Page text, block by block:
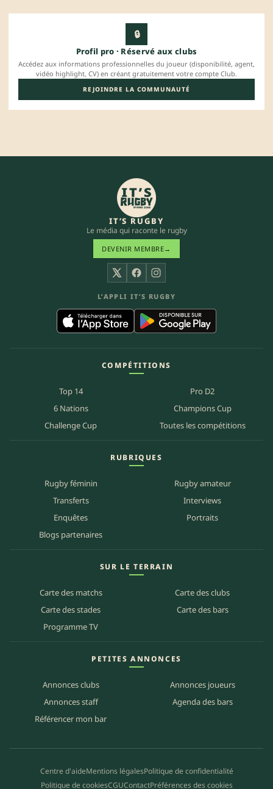
🔒
Profil pro · Réservé aux clubs
Accédez aux informations professionnelles du joueur (disponibilité, agent,
vidéo highlight, CV) en créant gratuitement votre compte Club.
REJOINDRE LA COMMUNAUTÉ
IT’S RUGBY
Le média qui raconte le rugby
DEVENIR MEMBRE→
X FacebookInstagram
L’APPLI IT’S RUGBY
COMPÉTITIONS
Top 14
Pro D2
6 Nations
Champions Cup
Challenge Cup
Toutes les compétitions
RUBRIQUES
Rugby féminin
Rugby amateur
Transferts
Interviews
Enquêtes
Portraits
Blogs partenaires
SUR LE TERRAIN
Carte des matchs
Carte des clubs
Carte des stades
Carte des bars
Programme TV
PETITES ANNONCES
Annonces clubs
Annonces joueurs
Annonces staff
Agenda des bars
Référencer mon bar
Centre d'aideMentions légalesPolitique de confidentialité
Politique de cookiesCGUContactPréférences des cookies